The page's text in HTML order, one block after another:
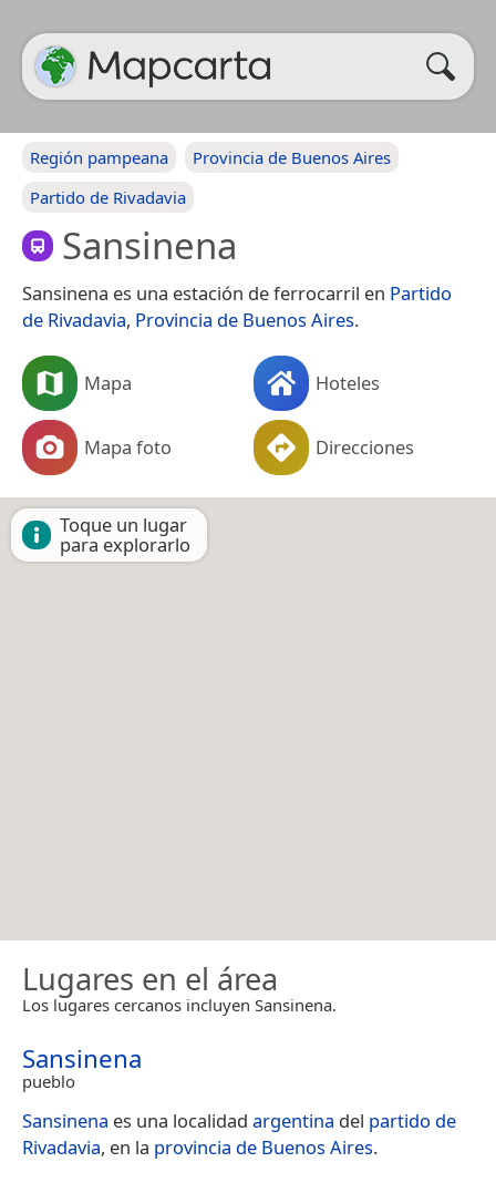
Región pampeana
Provincia de Buenos Aires
Partido de Rivadavia
Sansinena
Sansinena es una estación de ferrocarril en Partido
de Rivadavia, Provincia de Buenos Aires.
Mapa Hoteles
Mapa foto Direcciones
Toque un lugar
para explorarlo
Lugares en el área
Los lugares cercanos incluyen Sansinena.
Sansinena
pueblo
Sansinena es una localidad argentina del partido de
Rivadavia, en la provincia de Buenos Aires.